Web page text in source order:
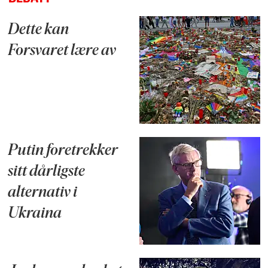
Dette kan
Forsvaret lære av
Putin foretrekker
sitt dårligste
alternativ i
Ukraina